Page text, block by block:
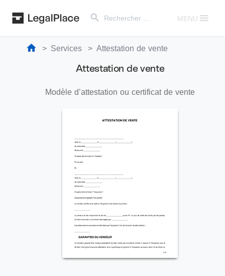
for:
MENU
Services Attestation de vente
Attestation de vente
Modèle d’attestation ou certificat de vente